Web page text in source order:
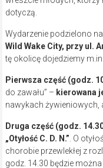
dotyczą.
Wydarzenie podzielono
Wild Wake City, przy ul.
tę okolicę dojedziemy
Pierwsza część (godz.
do zawału” – kierowana
nawykach żywieniowych,
Druga część (godz.
„Otyłość C. D. N.”. O
chorobie przewlekłej z
godz. 14.30 będzie